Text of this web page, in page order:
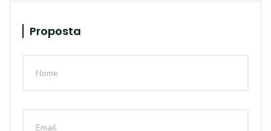
Proposta